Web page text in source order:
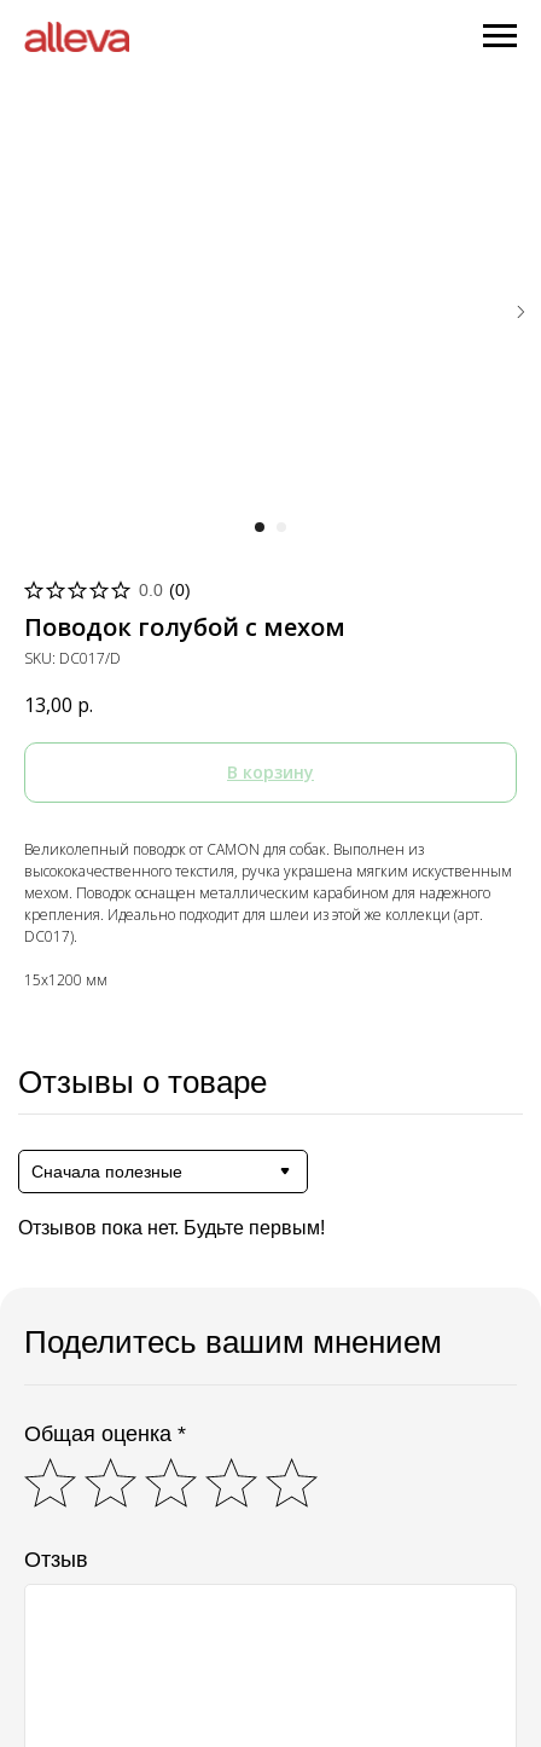
0.0 (0)
Поводок голубой с мехом
SKU: DC017/D
13,00 р.
В корзину
Великолепный поводок от CAMON для собак. Выполнен из
высококачественного текстиля, ручка украшена мягким искуственным
мехом. Поводок оснащен металлическим карабином для надежного
крепления. Идеально подходит для шлеи из этой же коллекци (арт.
DC017).
15x1200 мм
Отзывы о товаре
Сначала полезные
Отзывов пока нет. Будьте первым!
Поделитесь вашим мнением
Общая оценка *
Отзыв